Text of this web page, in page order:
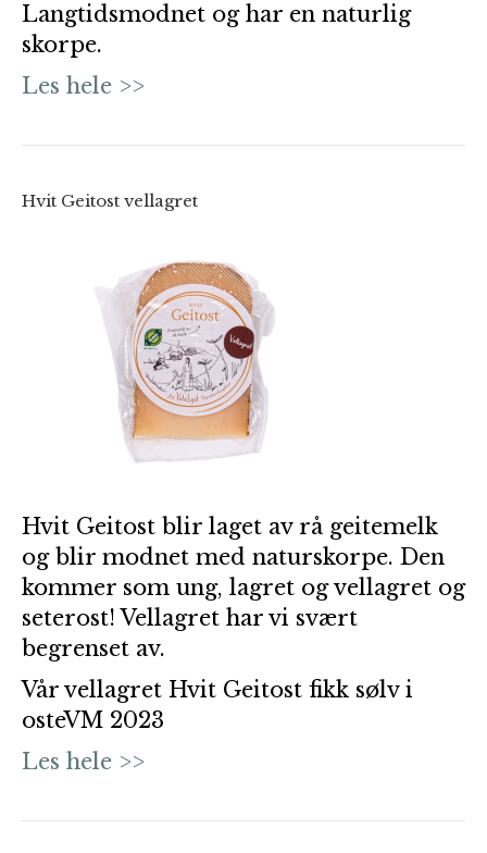
Langtidsmodnet og har en naturlig
skorpe.
Les hele >>
Hvit Geitost vellagret
Hvit Geitost blir laget av rå geitemelk
og blir modnet med naturskorpe. Den
kommer som ung, lagret og vellagret og
seterost! Vellagret har vi svært
begrenset av.
Vår vellagret Hvit Geitost fikk sølv i
osteVM 2023
Les hele >>